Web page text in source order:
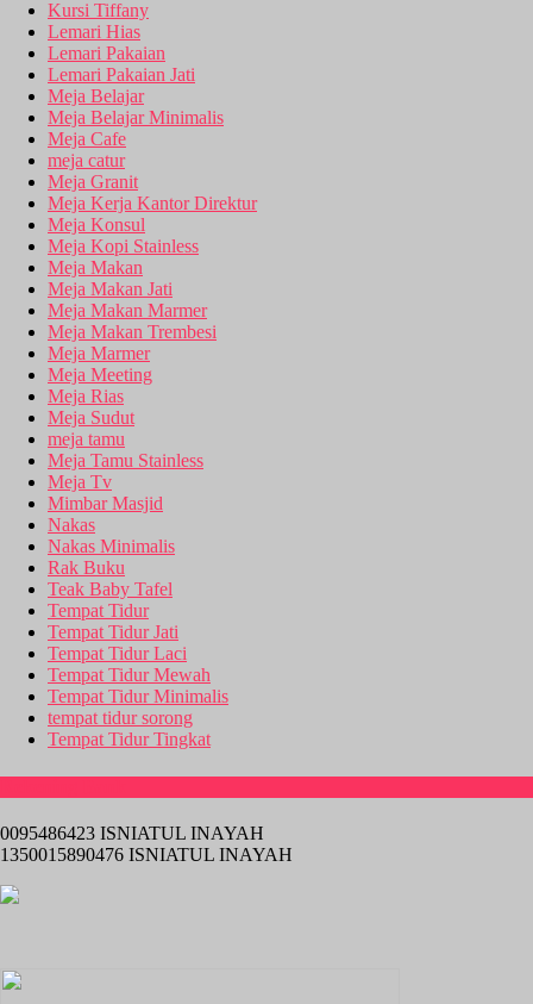
Kursi Tiffany
Lemari Hias
Lemari Pakaian
Lemari Pakaian Jati
Meja Belajar
Meja Belajar Minimalis
Meja Cafe
meja catur
Meja Granit
Meja Kerja Kantor Direktur
Meja Konsul
Meja Kopi Stainless
Meja Makan
Meja Makan Jati
Meja Makan Marmer
Meja Makan Trembesi
Meja Marmer
Meja Meeting
Meja Rias
Meja Sudut
meja tamu
Meja Tamu Stainless
Meja Tv
Mimbar Masjid
Nakas
Nakas Minimalis
Rak Buku
Teak Baby Tafel
Tempat Tidur
Tempat Tidur Jati
Tempat Tidur Laci
Tempat Tidur Mewah
Tempat Tidur Minimalis
tempat tidur sorong
Tempat Tidur Tingkat
0095486423 ISNIATUL INAYAH
1350015890476 ISNIATUL INAYAH